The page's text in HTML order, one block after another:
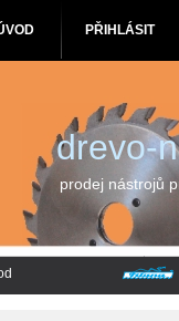
PŘIHLÁSIT
drevo-
prodej nástrojů